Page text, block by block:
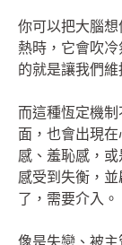
你可以把大腦
熱時，它會吹
的就是讓我們
而這種恆定機
面，也會出現
感、羞恥感，
感受到失衡，
了，需要介入。
像是失戀、被